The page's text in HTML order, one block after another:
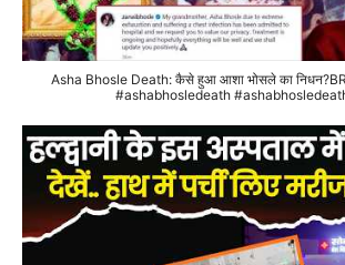
Asha Bhosle Death: कैसे हुआ आशा भोसले का
#ashabhosledeath